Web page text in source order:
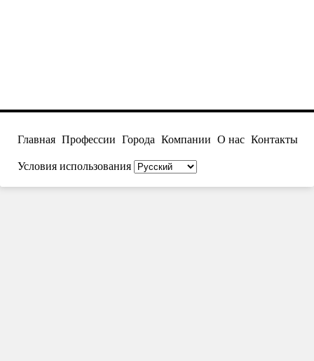
Главная Профессии Города Компании О нас Контакты
Условия использования